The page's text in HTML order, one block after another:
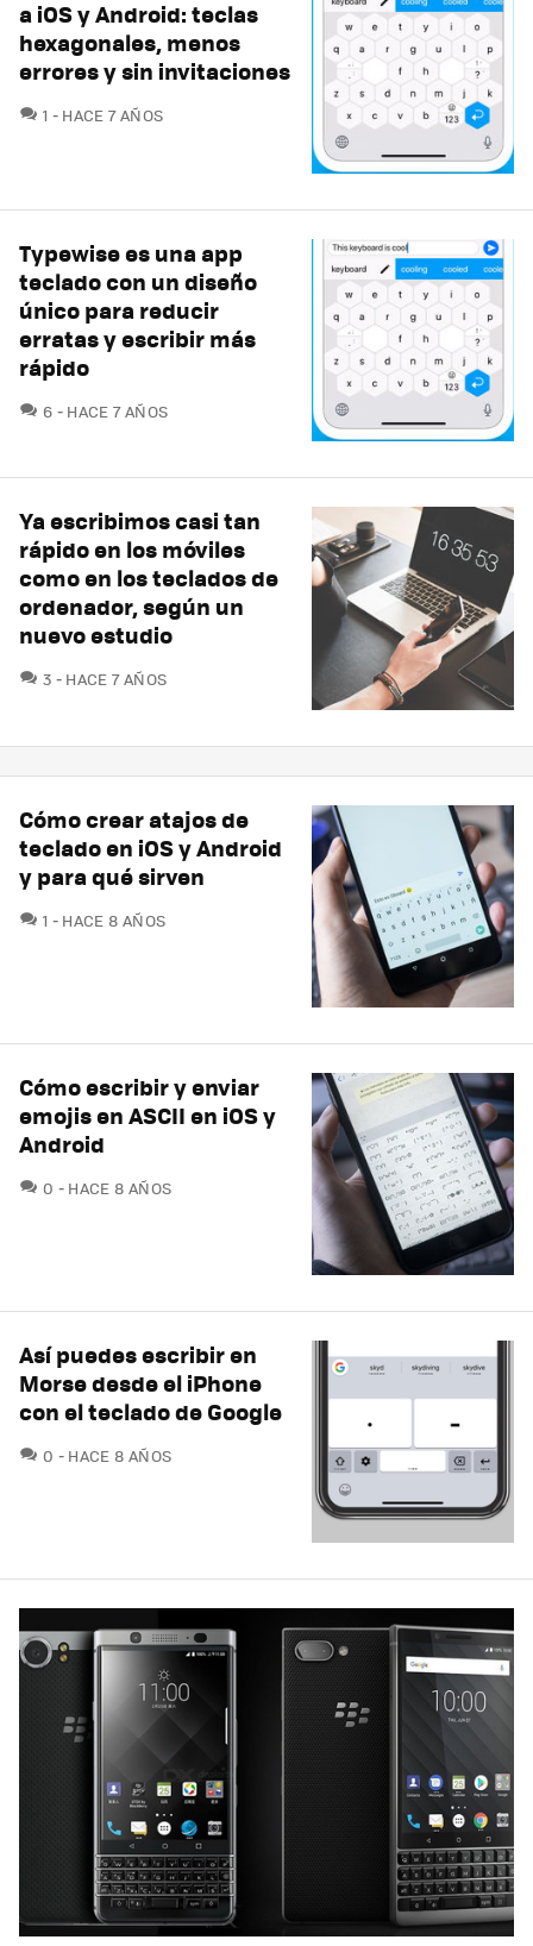
a iOS y Android: teclas
hexagonales, menos
errores y sin invitaciones
1 COMENTARIOS
HACE 7 AÑOS
Typewise es una app
teclado con un diseño
único para reducir
erratas y escribir más
rápido
6 COMENTARIOS
HACE 7 AÑOS
Ya escribimos casi tan
rápido en los móviles
como en los teclados de
ordenador, según un
nuevo estudio
3 COMENTARIOS
HACE 7 AÑOS
Cómo crear atajos de
teclado en iOS y Android
y para qué sirven
1 COMENTARIOS
HACE 8 AÑOS
Cómo escribir y enviar
emojis en ASCII en iOS y
Android
0 COMENTARIOS
HACE 8 AÑOS
Así puedes escribir en
Morse desde el iPhone
con el teclado de Google
0 COMENTARIOS
HACE 8 AÑOS